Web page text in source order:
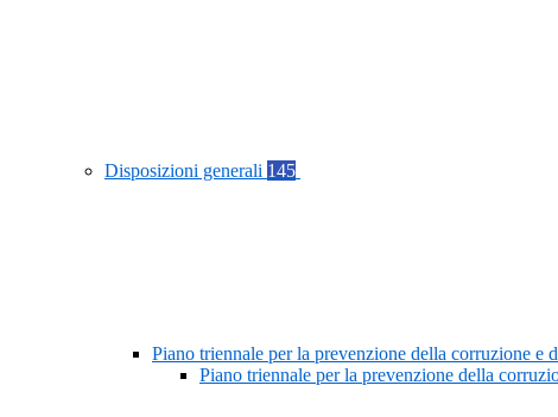
Disposizioni generali 145
Piano triennale per la prevenzione della corruzione e
Piano triennale per la prevenzione della